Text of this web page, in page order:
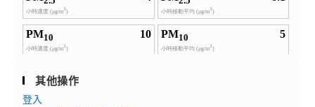
其他操作
登入